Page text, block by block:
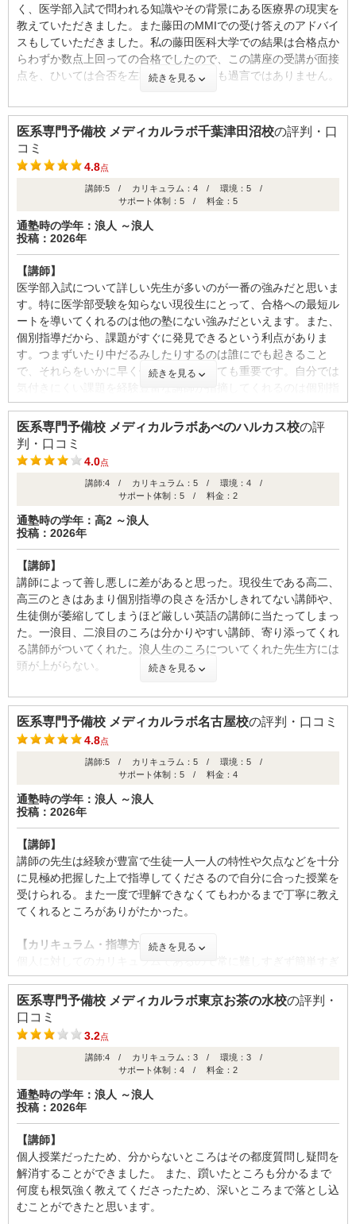
医専で個別なので他の予備校と比べても高いと思いますが、授業
や入試の結果はそれに見合っていたと感じ、自習室が365日開い
ていたことにもとても満足しています。あまり事情はよくわかっ
てないのですが、河合塾系列ではあるものの河合塾とは異なり浪
人生は定期に使える学割がもらえません。
【良かった点（改善してほしい点） 】
365日、8:00すぎ?22:00まで開いていたため、毎日勉強しに行け
たことです。模試が終わった後や入試の時期も自己採点や復習を
するために気軽に行けたのでよかったです。授業もわからないと
ころを丁寧に教えてもらえたり、質問しやすい雰囲気でした。
不適切な口コミを報告する
【サポート体制】
対面での面談だけでなく、メールでのやり取りを通して、疑問や
不安があってもいつでも相談できる環境でした。また、校舎には
常に先生方がいて、校舎に入ったときや帰るときなどに気軽に話
【料金】
私は小論文試験・面接試験対策講座を受講したので、通常メディ
カルラボに通う際に必要な入学金などはかからない形で入校する
った費用は授業料のみでした。
【良かった点（改善してほしい点） 】
1対1の授業であり、一人一人にあった指導を受けることができ
る点です。小論文や面接は特に、解答が存在しないので、個別授
業を受けることで的確なフィードバックを得ることができ、自分
に足りないものにすぐに気づき改善し、合格へ近づくことができ
ました。
ID:3510
く、医学部入試で問われる知識やその背景にある医療界の現実を
教えていただきました。また藤田のMMIでの受け答えのアドバイ
スもしていただきました。私の藤田医科大学での結果は合格点か
らわずか数点上回っての合格でしたので、この講座の受講が面接
点を、ひいては合否を左右したといっても過言ではありません。
【カリキュラム・指導方針・授業内容】
面接、小論文、志望理由書対策講座について：ちょうどいい。志
望理由書講座では、夏休みに２コマを受講し名古屋大学医学部、
藤田医科大学医学部用の志望理由書をそれぞれ制作し、添削して
いただいた。志望理由書を書くことをゴールとするわけではな
く、医療界に対する認識を深めることを主眼としたものだった。
後々このことが面接対策でも生きました。 学科(数、英、理)につ
いて：わたしはこれらの講座を受講していないため、数コマ分を
体験として受けさせてもらった時の話をします。私は比較的基礎
ができていたので、基礎からしっかりやり直すような授業は合わ
ないと思っていました。しかしメディカルラボさんでは、そのよ
うな人に合った授業も受けることができます。より二次力を高め
たいという方でもメディカルラボの講義は有意義だと思います。
【校舎内外の環境について（自習室、交通の便、治安、立地な
ど） 】
椅子は高さが自由に調節でき、クッション性も高く長時間でも疲
段に広く利便性が非常に高く、また机一つ一つが独立してるため
他の人の人が目に入りにくく、気が逸れにくいです。「他の予備
校の自習室だと上手く集中できない」という方でも深く集中でき
る環境が整っています。名古屋で有名な大手予備校にはほとんど
行ったことがありますが、その中で一番環境が整っていました。
個別指導塾なだけあってかなり面倒見がよいです。また生徒をサ
ポートする体制も豊富にあります。たとえば校舎に来館/退館し
た際に保護者の方へとインターネットメールを送信するようなも
のまであります。また生徒への食事面でのサービスもありまし
た。希望者はお弁当(有料、別途申し込み必要)をメディカルラボ
の校舎で受け取れます。
【料金】
料金という観点から。三大予備校のような大手の塾や高校ではで
きない、医学部専門の対策ができるという観点からみれば妥当な
のみを新規で受講する際は入会金がいらなかった。学科の講座で
はなく面接、小論文、志望理由書の対策講座のみであればそこま
で気にする額ではないと思う。
【良かった点（改善してほしい点） 】
藤田医科大学に合格。小手先の技術ではなく医療界の現実を学ぶ
講座により、MMIや志望理由書作成を通じて深い洞察力が養わ
れ、僅差の合格を勝ち取る決め手となった。学習環境も極めて優
秀で、名古屋の大手予備校を凌ぐ広さと集中力を高める自習室を
備えている。個別指導ならではの手厚いサポートに加え、登下校
通知や弁当手配といった生活面での配慮も行き届いており、心身
ともに受験に専念できる体制が整っている。
続きを見る
医系専門予備校 メディカルラボ千葉津田沼校の評判・口
コミ
4.8点
講師:5 / カリキュラム：4 / 環境：5 /
サポート体制：5 / 料金：5
通塾時の学年：浪人 ～浪人
投稿：2026年
【講師】
医学部入試について詳しい先生が多いのが一番の強みだと思いま
す。特に医学部受験を知らない現役生にとって、合格への最短ル
ートを導いてくれるのは他の塾にない強みだといえます。また、
個別指導だから、課題がすぐに発見できるという利点がありま
す。つまずいたり中だるみしたりするのは誰にでも起きること
で、それらをいかに早く修正するかがとても重要です。自分では
導ならではの利点だと思います。
【カリキュラム・指導方針・授業内容】
理想的なカリキュラムだと思います。適切な参考書ルートと個別
指導との相乗効果でしっかりと基礎を積み上げて医学部合格レベ
ルまで持っていけます。一つだけ悪い点は過去問演習量が少ない
という点です。十分な積み上げはされているのに、それを入試で
点数をとる能力に変換しきれていない印象があります。課題で出
された以上の過去問は別にやっていいので、その穴埋めをスタッ
【校舎内外の環境について（自習室、交通の便、治安、立地な
ど） 】
これ以上快適でストレスフリーな環境はないと思います。ロッカ
ーや広いブースや静かな自習室、すぐに質問できる医学部のチュ
ーターなど、他の一切を気にせずに勉強に集中できる環境が整っ
ています。また、個別指導で少人数かつ全員の意識が高いことも
す。また、浪人生は月に一度レクがあります。普段話さない変わ
りにそこで仲を深め、チーム意識を高めて孤独を回避し、精神を
病むことなく受験を乗り越えていけるシステムがあります。どこ
でもいいから医学部に入るという目標であれば、スピードの違い
は個人の努力によりますが、どんな人でも積み上げていけばいつ
クと言っていいでしょう。それを回避できるのはメディカルラボ
にしかない強みだと思います。
【サポート体制】
医学部のチューターにすぐに質問できたり、スタッフに相談しや
すい空気感なのがとてもよいです。チューターの質がよく、そこ
らへんの講師より優秀だと思います。悩みを抱え込まずに共有す
ることができるので、勉強が嫌になることがなく、通い続けられ
ると思います。
他の医学部専門予備校について詳しくは知りませんが、それらと
比べるとかなり良心的でコスパがいいと思います。授業の回数も
細かく設定でき、学校のスケジュールと調整できるのも嬉しいポ
イントです。また、自分はおすすめしませんが、単科で授業をと
れるので、駿台と併用している人もいます。さすがに一般の予備
校と比べると高額ですが、個別指導で医学部専門なのでそれ相応
の価値があると思います。
【良かった点（改善してほしい点） 】
メディカルラボで良かったと思う一番の点は、ゼロから医学部合
格レベルまでの学力の引き上げを無駄なく最短ルートで行えた点
です。私の高校卒業時の偏差値は45で、共通テスト本番の英語
リーディングは36点でした。浪人を決めたときも、勉強が苦手
なバカキャラでやってきた自分が医学部に受かるビジョンが全く
続きを見る
医系専門予備校 メディカルラボあべのハルカス校の評
判・口コミ
4.0点
講師:4 / カリキュラム：5 / 環境：4 /
サポート体制：5 / 料金：2
通塾時の学年：高2 ～浪人
投稿：2026年
【講師】
講師によって善し悪しに差があると思った。現役生である高二、
高三のときはあまり個別指導の良さを活かしきれてない講師や、
生徒側が萎縮してしまうほど厳しい英語の講師に当たってしまっ
た。一浪目、二浪目のころは分かりやすい講師、寄り添ってくれ
る講師がついてくれた。浪人生のころについてくれた先生方には
頭が上がらない。
【カリキュラム・指導方針・授業内容】
どんなカリキュラムかは講師によると思いますが、一応自分の浪
人生の頃のカリキュラムを書いておきます。英語はひたすら長文
を読んで、その中で分からない文法があったら潰していく感じ。
数学は秋くらいまでにチャートの問題を一通りやって、それ以降
は過去問や応用の問題を解いてた。化学は秋くらいまでにセミナ
ーっぽい問題集を使ってそれ以降は過去問、応用の問題って感じ
だった。物理は1年を通してオリジナルプリントを使ってた。
【校舎内外の環境について（自習室、交通の便、治安、立地な
ど） 】
あべのハルカスなので見晴らしが良い。明るい。環境は概ね良
い。少し気になったのが、自習室の机が狭いことと、自習室の机
が生徒の数に対して少なめなこと。夏休みは生徒の数がかなり多
サポート体制は良かったです。１ヶ月に１回担任と生徒で1体1
の面談があり、面談がない日でも希望すればいつでも相談にのっ
てもらえるのですごく助かった。自分は受験に対する不安や講師
を変更するときに面談をしてもらってたのですが、なんでも受け
正直、高いのは事実。講師が生徒1人のために働いてくれてるの
で仕方ないことではありますが、自分に合わない講師や、少しで
もあれ？って思うような講師にあたったらすぐに担任の先生に相
談するべきだと思う。逆に、いい講師にあたったらここの料金は
本当に妥当だと思う。
【良かった点（改善してほしい点） 】
すでに書いたことですが、担任を筆頭としたスタッフの方々のサ
続きを見る
医系専門予備校 メディカルラボ名古屋校の評判・口コミ
4.8点
講師:5 / カリキュラム：5 / 環境：5 /
サポート体制：5 / 料金：4
通塾時の学年：浪人 ～浪人
投稿：2026年
【講師】
講師の先生は経験が豊富で生徒一人一人の特性や欠点などを十分
に見極め把握した上で指導してくださるので自分に合った授業を
受けられる。また一度で理解できなくてもわかるまで丁寧に教え
てくれるところがありがたかった。
【カリキュラム・指導方針・授業内容】
ず自身の学力アップにおいて最善の問題に取り組むことができ
る。また成績の伸びが不十分の際は、担任や講師の先生が面談を
設けてくださりそれを通してカリキュラムの見直しもできた。
【校舎内外の環境について（自習室、交通の便、治安、立地な
受付の方もとても親身に話を聞いてくださりありがたかった。ま
たチューターの方は実際に医学部に合格した体験から勉強だけで
なく大学生活の話もしてくれるのでモチベーションのアップにも
繋がり1年間大きく悩むことなく過ごせた。
【サポート体制】
担任の方は常に自分の模試の結果や各教科の担当講師からのヒア
リングを通して私の成績を把握してくれているので安心して任せ
られる。また、伸び悩みなどがあると気軽に話しかけてくれるの
続きを見る
医系専門予備校 メディカルラボ東京お茶の水校の評判・
口コミ
3.2点
講師:4 / カリキュラム：3 / 環境：3 /
サポート体制：4 / 料金：2
通塾時の学年：浪人 ～浪人
投稿：2026年
【講師】
個人授業だったため、分からないところはその都度質問し疑問を
解消することができました。 また、躓いたところも分かるまで
何度も根気強く教えてくださったため、深いところまで落とし込
むことができたと思います。